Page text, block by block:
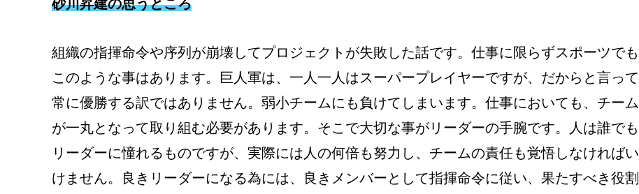
砂川昇建の思うところ
組織の指揮命令や序列が崩壊してプロジェクトが失敗した話です。仕事に限らずスポーツでも
このような事はあります。巨人軍は、一人一人はスーパープレイヤーですが、だからと言って
常に優勝する訳ではありません。弱小チームにも負けてしまいます。仕事においても、チーム
が一丸となって取り組む必要があります。そこで大切な事がリーダーの手腕です。人は誰でも
リーダーに憧れるものですが、実際には人の何倍も努力し、チームの責任も覚悟しなければい
けません。良きリーダーになる為には、良きメンバーとして指揮命令に従い、果たすべき役割